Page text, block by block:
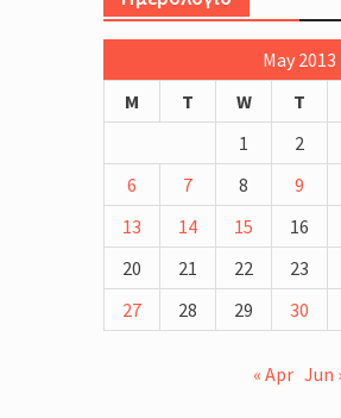
May 2013
M
T W T
1
2
6
7 8 9
13
14 15 16
20
21 22 23
27
28 29 30
« Apr Jun